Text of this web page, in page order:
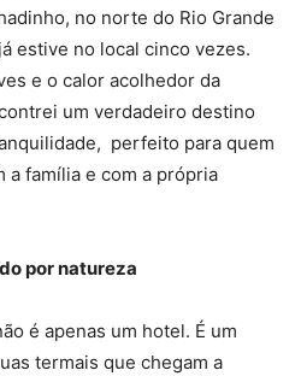
no norte do Rio Grande
estive no local cinco vezes.
e o calor acolhedor da
um verdadeiro destino
perfeito para quem
a família e com a própria
por natureza
é apenas um hotel. É um
termais que chegam a